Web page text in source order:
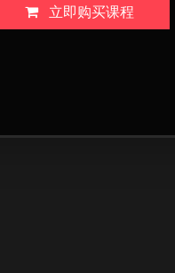
立即购买课程